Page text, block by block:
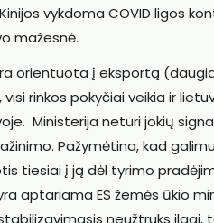
vykdoma COVID ligos
mažesnė.
orientuota į eksportą
rinkos pokyčiai veikia ir
Ministerija neturi jokių
Pažymėtina, kad
tiesiai į ją dėl tyrimo
aptariama ES žemės ūkio
neužtruks ilgai,